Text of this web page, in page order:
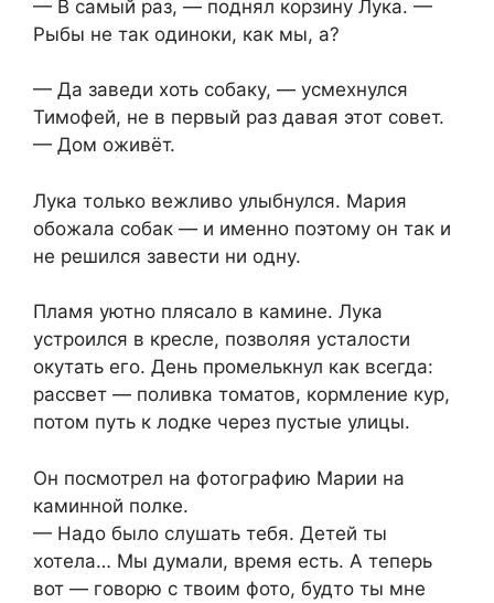
— В самый раз, — поднял корзину Лука. —
Рыбы не так одиноки, как мы, а?
— Да заведи хоть собаку, — усмехнулся
Тимофей, не в первый раз давая этот совет.
— Дом оживёт.
Лука только вежливо улыбнулся. Мария
обожала собак — и именно поэтому он так и
не решился завести ни одну.
Пламя уютно плясало в камине. Лука
устроился в кресле, позволяя усталости
окутать его. День промелькнул как всегда:
рассвет — поливка томатов, кормление кур,
потом путь к лодке через пустые улицы.
Он посмотрел на фотографию Марии на
каминной полке.
— Надо было слушать тебя. Детей ты
хотела… Мы думали, время есть. А теперь
вот — говорю с твоим фото, будто ты мне